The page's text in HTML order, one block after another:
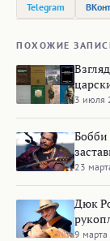
Telegram
ПОХОЖИЕ
3 июля
23
Дюк
9